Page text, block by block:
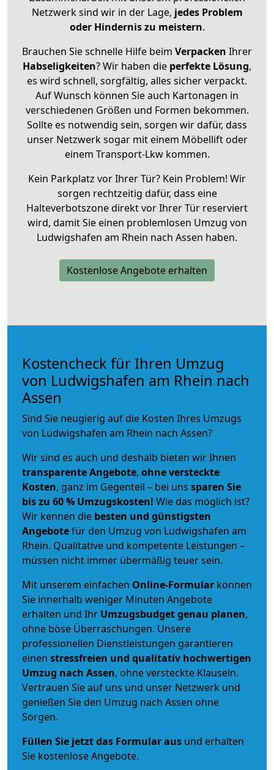
Netzwerk sind wir in der Lage, jedes Problem
oder Hindernis zu meistern.
Brauchen Sie schnelle Hilfe beim Verpacken Ihrer
Habseligkeiten? Wir haben die perfekte Lösung,
es wird schnell, sorgfältig, alles sicher verpackt.
Auf Wunsch können Sie auch Kartonagen in
verschiedenen Größen und Formen bekommen.
Sollte es notwendig sein, sorgen wir dafür, dass
unser Netzwerk sogar mit einem Möbellift oder
einem Transport-Lkw kommen.
Kein Parkplatz vor Ihrer Tür? Kein Problem! Wir
sorgen rechtzeitig dafür, dass eine
Halteverbotszone direkt vor Ihrer Tür reserviert
wird, damit Sie einen problemlosen Umzug von
Ludwigshafen am Rhein nach Assen haben.
Kostenlose Angebote erhalten
Kostencheck für Ihren Umzug
von Ludwigshafen am Rhein nach
Assen
Sind Sie neugierig auf die Kosten Ihres Umzugs
von Ludwigshafen am Rhein nach Assen?
Wir sind es auch und deshalb bieten wir Ihnen
transparente Angebote, ohne versteckte
Kosten, ganz im Gegenteil – bei uns sparen Sie
bis zu 60 % Umzugskosten! Wie das möglich ist?
Wir kennen die besten und günstigsten
Angebotefür den Umzug von Ludwigshafen am
Rhein. Qualitative und kompetente Leistungen –
müssen nicht immer übermäßig teuer sein.
Mit unserem einfachen Online-Formular können
Sie innerhalb weniger Minuten Angebote
erhalten und Ihr Umzugsbudgetgenau planen,
ohne böse Überraschungen. Unsere
professionellen Dienstleistungen garantieren
einen stressfreien und qualitativ hochwertigen
Umzug nach Assen, ohne versteckte Klauseln.
Vertrauen Sie auf uns und unser Netzwerk und
genießen Sie den Umzug nach Assen ohne
Sorgen.
Füllen Sie jetzt das Formular aus und erhalten
Sie kostenlose Angebote.